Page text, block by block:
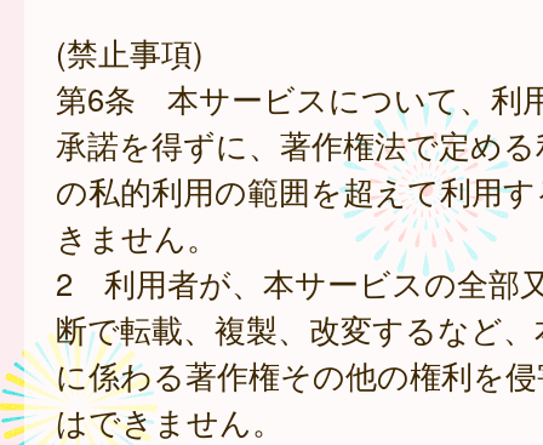
(禁止事項)
第6条 本サービスについて、利
承諾を得ずに、著作権法で定め
の私的利用の範囲を超えて利用
きません。
2 利用者が、本サービスの全部
断で転載、複製、改変するなど
に係わる著作権その他の権利を
はできません。